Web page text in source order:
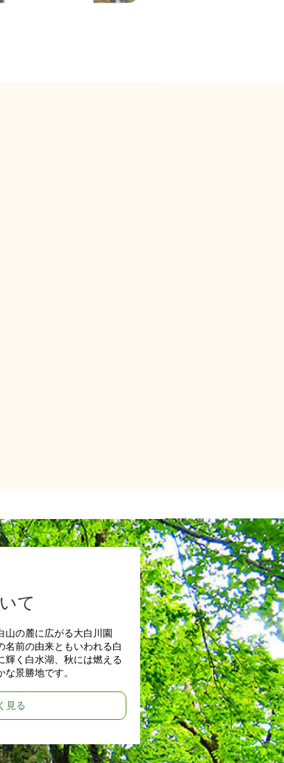
て
山の麓に広がる大白川園
名前の由来ともいわれる白
輝く白水湖、秋には燃える
景勝地です。
見る